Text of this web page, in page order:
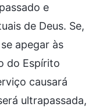
e
de Deus. Se,
apegar às
do Espírito
causará
ultrapassada,